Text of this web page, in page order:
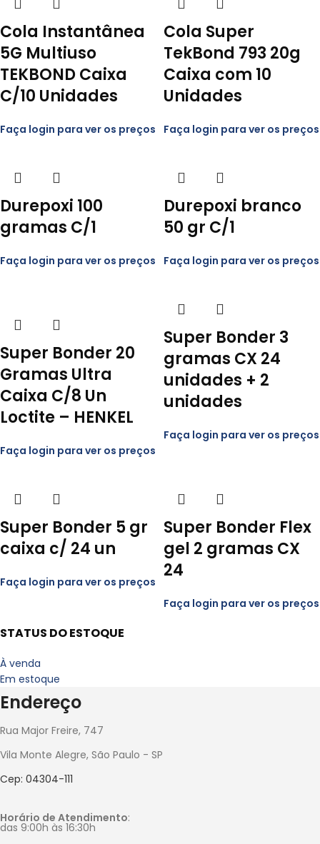
STATUS DO ESTOQUE
À venda
Em estoque
Cola Instantânea
5G Multiuso
TEKBOND Caixa
C/10 Unidades
Faça login para ver os preços
Cola Super
TekBond 793 20g
Caixa com 10
Unidades
Faça login para ver os preços
Durepoxi 100
gramas C/1
Faça login para ver os preços
Durepoxi branco
50 gr C/1
Faça login para ver os preços
Super Bonder 20
Gramas Ultra
Caixa C/8 Un
Loctite – HENKEL
Faça login para ver os preços
Super Bonder 3
gramas CX 24
unidades + 2
unidades
Faça login para ver os preços
Super Bonder 5 gr
caixa c/ 24 un
Faça login para ver os preços
Super Bonder Flex
gel 2 gramas CX
24
Faça login para ver os preços
Endereço
Rua Major Freire, 747
Vila Monte Alegre, São Paulo - SP
Cep: 04304-111
Horário de Atendimento:
das 9:00h às 16:30h